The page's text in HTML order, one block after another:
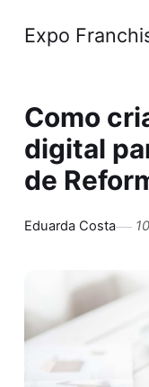
Expo
Como
digital
de
Eduarda Costa